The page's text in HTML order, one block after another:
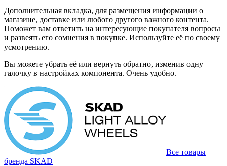
Дополнительная вкладка, для размещения информации о
магазине, доставке или любого другого важного контента.
Поможет вам ответить на интересующие покупателя вопросы
и развеять его сомнения в покупке. Используйте её по своему
усмотрению.
Вы можете убрать её или вернуть обратно, изменив одну
галочку в настройках компонента. Очень удобно.
Все товары
бренда SKAD